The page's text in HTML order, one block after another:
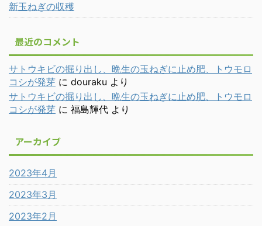
新玉ねぎの収穫
最近のコメント
サトウキビの掘り出し、晩生の玉ねぎに止め肥、トウモロ
コシが発芽 に douraku より
サトウキビの掘り出し、晩生の玉ねぎに止め肥、トウモロ
コシが発芽 に 福島輝代 より
アーカイブ
2023年4月
2023年3月
2023年2月